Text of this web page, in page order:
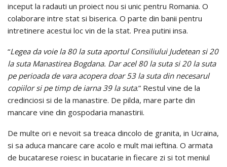
inceput la radauti un proiect nou si unic pentru Romania. O
colaborare intre stat si biserica. O parte din banii pentru
intretinere acestui loc vin de la stat. Prea putini insa.
“Legea da voie la 80 la suta aportul Consiliului Judetean si 20
la suta Manastirea Bogdana. Dar acel 80 la suta si 20 la suta
pe perioada de vara acopera doar 53 la suta din necesarul
copiilor si pe timp de iarna 39 la suta.” Restul vine de la
credinciosi si de la manastire. De pilda, mare parte din
mancare vine din gospodaria manastirii.
De multe ori e nevoit sa treaca dincolo de granita, in Ucraina,
si sa aduca mancare care acolo e mult mai ieftina. O armata
de bucatarese roiesc in bucatarie in fiecare zi si tot meniul